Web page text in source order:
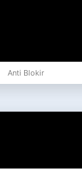
Anti Blokir